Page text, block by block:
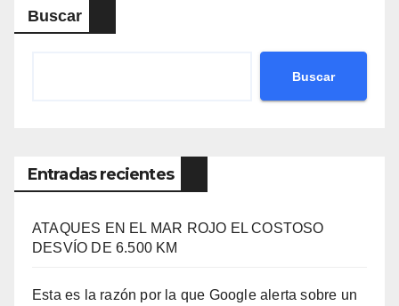
Buscar
Buscar
Entradas recientes
ATAQUES EN EL MAR ROJO EL COSTOSO
DESVÍO DE 6.500 KM
Esta es la razón por la que Google alerta sobre un